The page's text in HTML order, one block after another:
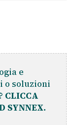
e
o soluzioni
CLICCA
SYNNEX.